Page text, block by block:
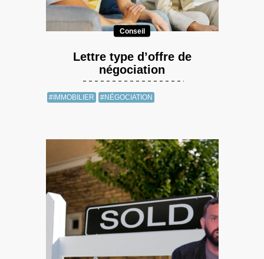
Conseil
Lettre type d’offre de
négociation
#IMMOBILIER #NÉGOCIATION